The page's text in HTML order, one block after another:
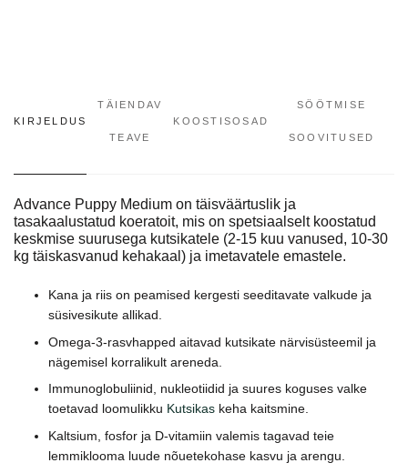
KIRJELDUS
TÄIENDAV
TEAVE
KOOSTISOSAD
SÖÖTMISE
SOOVITUSED
Advance Puppy Medium on täisväärtuslik ja
tasakaalustatud koeratoit, mis on spetsiaalselt koostatud
keskmise suurusega kutsikatele (2-15 kuu vanused, 10-30
kg täiskasvanud kehakaal) ja imetavatele emastele.
Kana ja riis on peamised kergesti seeditavate valkude ja
süsivesikute allikad.
Omega-3-rasvhapped aitavad kutsikate närvisüsteemil ja
nägemisel korralikult areneda.
Immunoglobuliinid, nukleotiidid ja suures koguses valke
toetavad loomulikku Kutsikaskeha kaitsmine.
Kaltsium, fosfor ja D-vitamiin valemis tagavad teie
lemmiklooma luude nõuetekohase kasvu ja arengu.